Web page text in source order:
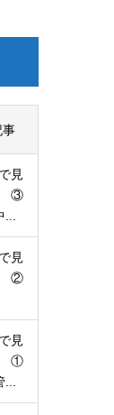
事
見
③
見
②
見
①